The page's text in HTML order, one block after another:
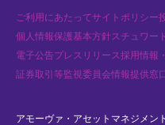
ご利用にあたってサイトポリシー
個人情報保護基本方針スチュワー
電子公告プレスリリース採用情報
証券取引等監視委員会情報提供窓
アモーヴァ・アセットマネジメン